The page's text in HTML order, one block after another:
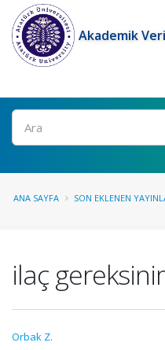
Akademik
Ara
ANA SAYFA SON EKLENEN
ilaç
Orbak Z.